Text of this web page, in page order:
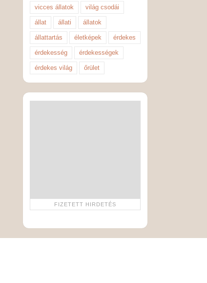
vicces állatok világ csodái
állat állati állatok
állattartás életképek érdekes
érdekesség érdekességek
érdekes világ őrület